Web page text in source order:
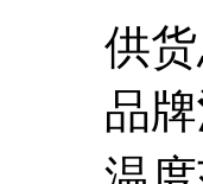
供
品牌